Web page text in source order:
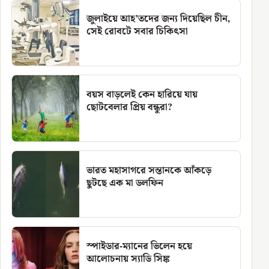
জুলাইয়ে আহ’তদের জন্য দিয়েছিল চীন,
সেই রোবটে সবার চিকিৎসা
বয়স বাড়লেই কেন হারিয়ে যায়
ছোটবেলার প্রিয় বন্ধুরা?
ভারত মহাসাগরে সন্তানকে আঁকড়ে
ছুটছে এক মা ডলফিন
স্পাইডার-ম্যানের ভিলেন হয়ে
আলোচনায় স্যাডি সিঙ্ক